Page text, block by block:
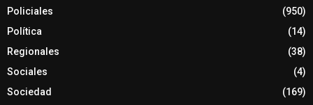
Policiales
(950)
Política
(14)
Regionales
(38)
Sociales
(4)
Sociedad
(169)